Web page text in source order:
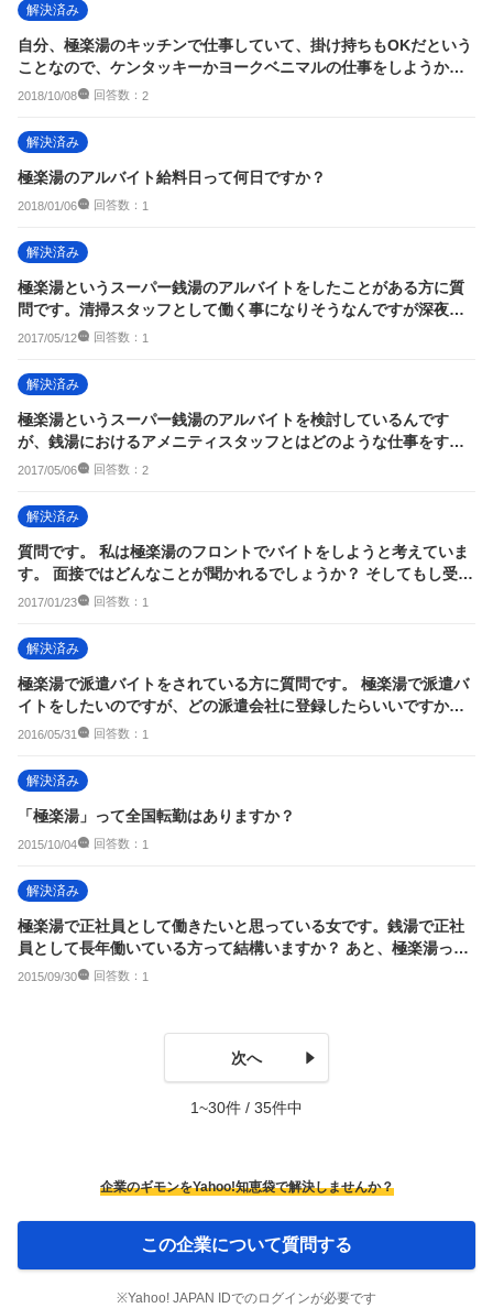
解決済み
自分、極楽湯のキッチンで仕事していて、掛け持ちもOKだという
ことなので、ケンタッキーかヨークベニマルの仕事をしようかな
と考えれているの...
2018/10/08 回答数： 2
解決済み
極楽湯のアルバイト給料日って何日ですか？
2018/01/06 回答数： 1
解決済み
極楽湯というスーパー銭湯のアルバイトをしたことがある方に質
問です。清掃スタッフとして働く事になりそうなんですが深夜し
か空いていなくそこ...
2017/05/12 回答数： 1
解決済み
極楽湯というスーパー銭湯のアルバイトを検討しているんです
が、銭湯におけるアメニティスタッフとはどのような仕事をする
のでしょうか？
2017/05/06 回答数： 2
解決済み
質問です。 私は極楽湯のフロントでバイトをしようと考えていま
す。 面接ではどんなことが聞かれるでしょうか？ そしてもし受か
ったとしたら...
2017/01/23 回答数： 1
解決済み
極楽湯で派遣バイトをされている方に質問です。 極楽湯で派遣バ
イトをしたいのですが、どの派遣会社に登録したらいいですか？
よろしくお願...
2016/05/31 回答数： 1
解決済み
「極楽湯」って全国転勤はありますか？
2015/10/04 回答数： 1
解決済み
極楽湯で正社員として働きたいと思っている女です。銭湯で正社
員として長年働いている方って結構いますか？ あと、極楽湯って
全国転勤はありま...
2015/09/30 回答数： 1
次へ
1~30件 / 35件中
企業のギモンをYahoo!知恵袋で解決しませんか？
この企業について質問する
※Yahoo! JAPAN IDでのログインが必要です